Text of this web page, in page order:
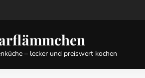
– lecker und preiswert kochen